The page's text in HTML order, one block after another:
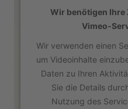
Wir benötigen Ihre
Vimeo-
Wir verwenden einen
um Videoinhalte
Daten zu Ihren
Sie die Details
Nutzung des